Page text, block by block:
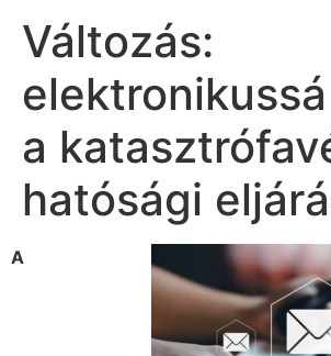
Változás:
a
hatósági
A